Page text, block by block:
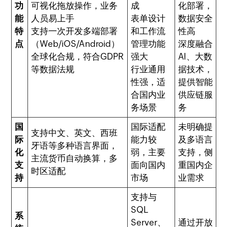
功
能
特
点
可视化拖放操作，业务
人员易上手
支持一次开发多端部署
（Web/iOS/Android）
全球化合规，符合GDPR
等数据法规
成
表单设计
和工作流
管理功能
强大
行业通用
性强，适
合国内业
务场景
化部署，
数据安全
性高
深度融合
AI、大数
据技术，
提供智能
供应链服
务
国
际
化
支
持
支持中文、英文、西班
牙语等多种语言界面，
主流货币自动换算，多
时区适配
国际适配
能力较
弱，主要
面向国内
市场
未明确提
及多语言
支持，侧
重国内企
业需求
系
支持与
SQL
Server、
通过开放